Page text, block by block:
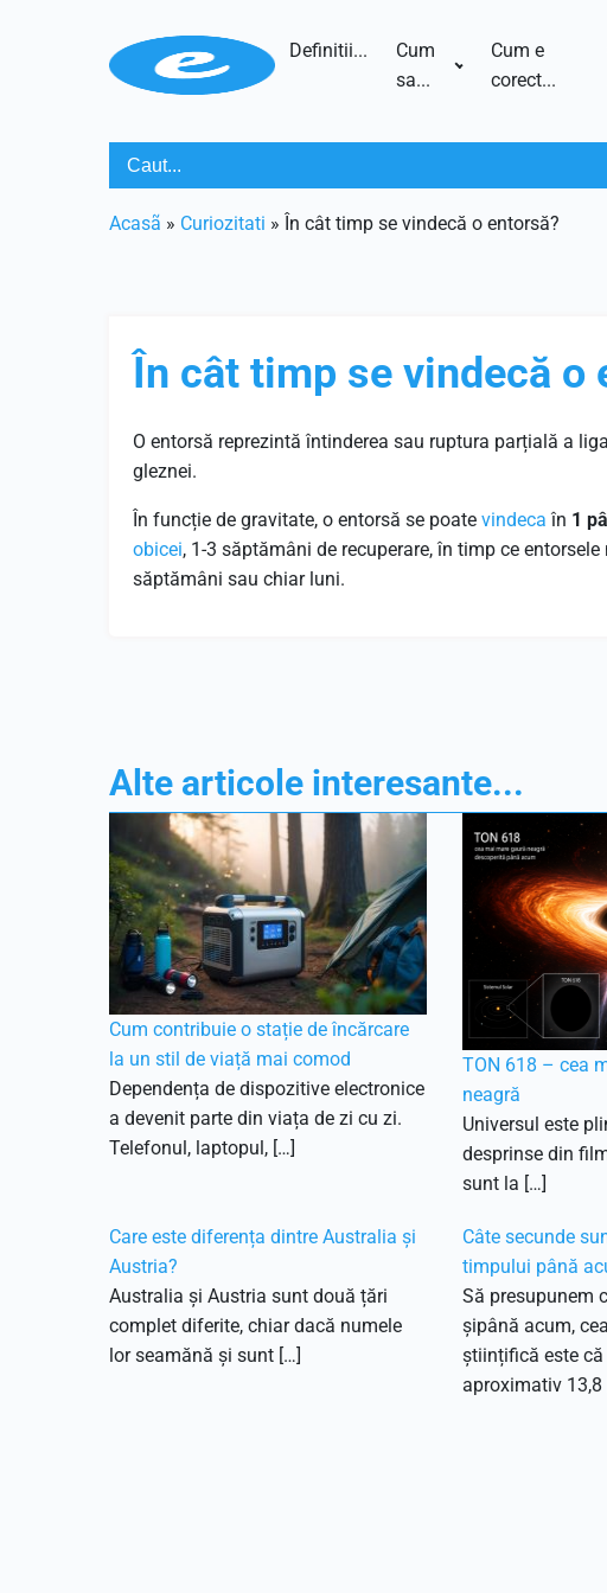
Definitii...
Cum
sa...
Cum e
corect...
Acasã » Curiozitati » În cât timp se vindecă o entorsă?
În cât timp se vindecă o
O entorsă reprezintă întinderea sau ruptura parțială a
gleznei.
În funcție de gravitate, o entorsă se poate vindeca în 1
obicei, 1-3 săptămâni de recuperare, în timp ce
săptămâni sau chiar luni.
Alte articole interesante...
Cum contribuie o stație de încărcare
la un stil de viață mai comod
Dependența de dispozitive electronice
a devenit parte din viața de zi cu zi.
Telefonul, laptopul, […]
TON 618 – cea
neagră
Universul este
desprinse din
sunt la […]
Care este diferența dintre Australia și
Austria?
Australia și Austria sunt două țări
complet diferite, chiar dacă numele
lor seamănă și sunt […]
Câte secunde
timpului până
Să presupunem
șipână acum,
științifică este că
aproximativ 13,8